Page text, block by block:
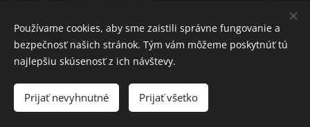
Používame cookies, aby sme zaistili správne fungovanie a
bezpečnosť našich stránok. Tým vám môžeme poskytnúť tú
najlepšiu skúsenosť z ich návštevy.
Prijať nevyhnutné Prijať všetko